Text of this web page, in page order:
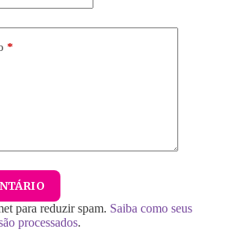
*
para reduzir spam. Saiba como seus
processados.